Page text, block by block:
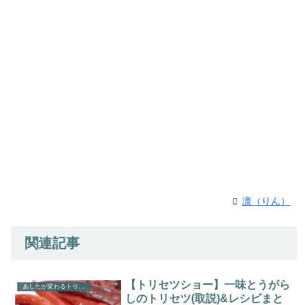
凛（りん）
関連記事
【トリセツショー】一味とうがら
しのトリセツ(取説)&レシピまと